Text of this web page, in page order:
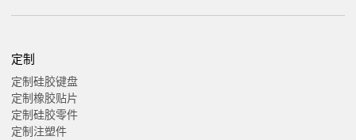
定制
定制硅胶键盘
定制橡胶贴片
定制硅胶零件
定制注塑件